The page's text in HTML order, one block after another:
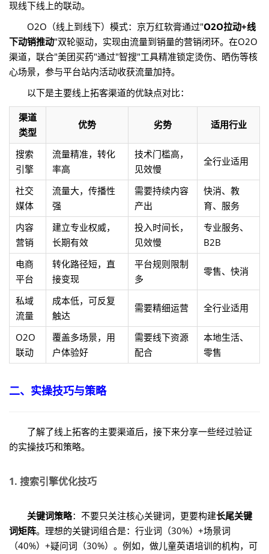
现线下线上的联动。
O2O（线上到线下）模式：京万红软膏通过"O2O拉动+线
下动销推动"双轮驱动，实现由流量到销量的营销闭环。在O2O
渠道，联合"美团买药"通过"智搜"工具精准锁定烫伤、晒伤等核
心场景，参与平台站内活动收获流量加持。
以下是主要线上拓客渠道的优缺点对比：
渠道
类型
优势 劣势 适用行业
搜索
引擎
流量精准，转化
率高
技术门槛高，
见效慢
全行业适用
社交
媒体
流量大，传播性
强
需要持续内容
产出
快消、教
育、服务
内容
营销
建立专业权威，
长期有效
投入时间长，
见效慢
专业服务、
B2B
电商
平台
转化路径短，直
接变现
平台规则限制
多
零售、快消
私域
流量
成本低，可反复
触达
需要精细运营 全行业适用
O2O
联动
覆盖多场景，用
户体验好
需要线下资源
配合
本地生活、
零售
二、实操技巧与策略
了解了线上拓客的主要渠道后，接下来分享一些经过验证
的实操技巧和策略。
1. 搜索引擎优化技巧
关键词策略：不要只关注核心关键词，更要构建长尾关键
词矩阵。理想的关键词组合是：行业词（30%）+场景词
（40%）+疑问词（30%）。例如，做儿童英语培训的机构，可